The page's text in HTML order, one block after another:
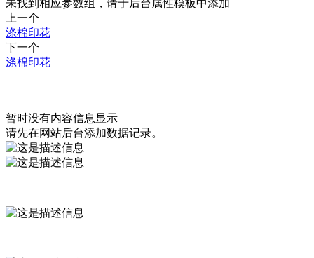
未找到相应参数组，请于后台属性模板中添加
上一个
涤棉印花
下一个
涤棉印花
暂时没有内容信息显示
请先在网站后台添加数据记录。